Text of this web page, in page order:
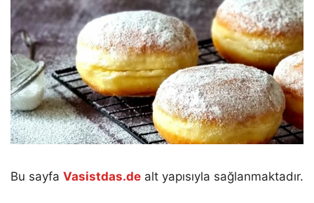
Bu sayfa Vasistdas.de alt yapısıyla sağlanmaktadır.